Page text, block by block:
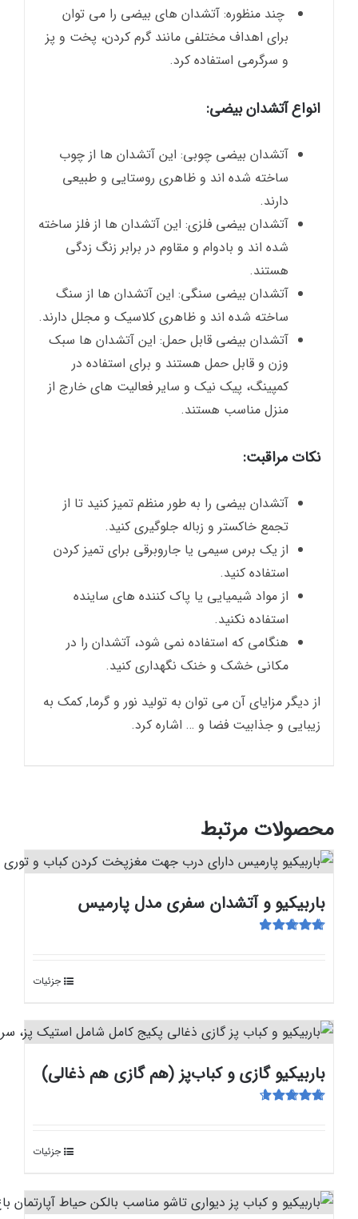
چند منظوره: آتشدان های بیضی را می توان
برای اهداف مختلفی مانند گرم کردن، پخت و پز
و سرگرمی استفاده کرد.
انواع آتشدان بیضی:
آتشدان بیضی چوبی: این آتشدان ها از چوب
ساخته شده اند و ظاهری روستایی و طبیعی
دارند.
آتشدان بیضی فلزی: این آتشدان ها از فلز ساخته
شده اند و بادوام و مقاوم در برابر زنگ زدگی
هستند.
آتشدان بیضی سنگی: این آتشدان ها از سنگ
ساخته شده اند و ظاهری کلاسیک و مجلل دارند.
آتشدان بیضی قابل حمل: این آتشدان ها سبک
وزن و قابل حمل هستند و برای استفاده در
کمپینگ، پیک نیک و سایر فعالیت های خارج از
منزل مناسب هستند.
نکات مراقبت:
آتشدان بیضی را به طور منظم تمیز کنید تا از
تجمع خاکستر و زباله جلوگیری کنید.
از یک برس سیمی یا جاروبرقی برای تمیز کردن
استفاده کنید.
از مواد شیمیایی یا پاک کننده های ساینده
استفاده نکنید.
هنگامی که استفاده نمی شود، آتشدان را در
مکانی خشک و خنک نگهداری کنید.
از دیگر مزایای آن می توان به تولید نور و گرما, کمک به
زیبایی و جذابیت فضا و … اشاره کرد.
محصولات مرتبط
باربیکیو و آتشدان سفری مدل پارمیس
جزئیات
باربیکیو گازی و کباب‌پز (هم گازی هم ذغالی)
جزئیات